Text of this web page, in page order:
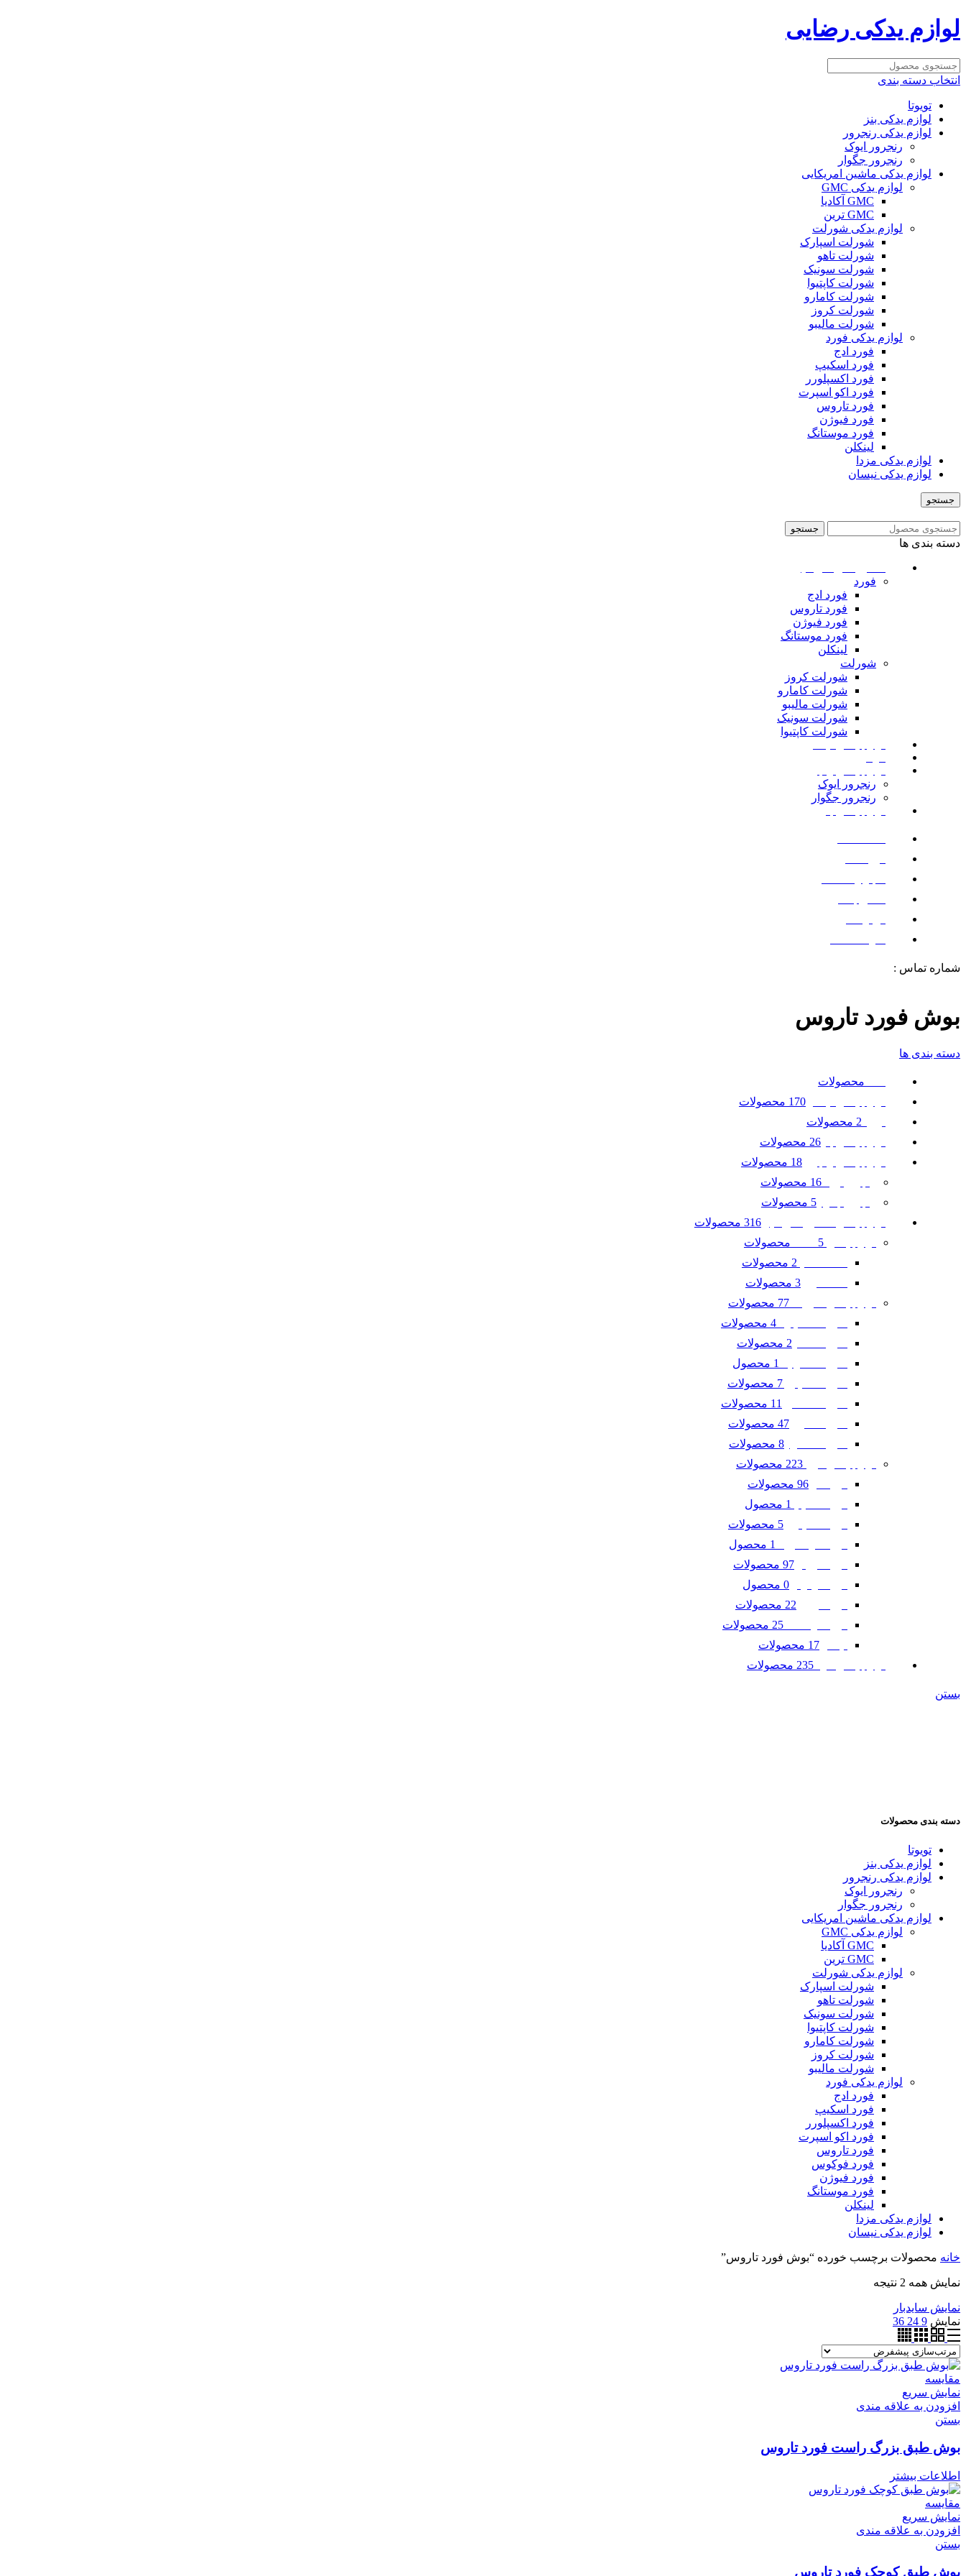
لوازم یدکی رضایی
انتخاب دسته بندی
تویوتا
لوازم یدکی بنز
لوازم یدکی رنجرور
رنجرور ایوک
رنجرور جگوار
لوازم یدکی ماشین امریکایی
لوازم یدکی GMC
GMC آکادیا
GMC ترین
لوازم یدکی شورلت
شورلت اسپارک
شورلت تاهو
شورلت سونیک
شورلت کاپتیوا
شورلت کامارو
شورلت کروز
شورلت مالیبو
لوازم یدکی فورد
فورد ادج
فورد اسکیپ
فورد اکسپلورر
فورد اکو اسپرت
فورد تاروس
فورد فیوژن
فورد موستانگ
لینکلن
لوازم یدکی مزدا
لوازم یدکی نیسان
جستجو
جستجو
دسته بندی ها
فورد
فورد ادج
فورد تاروس
فورد فیوژن
فورد موستانگ
لینکلن
شورلت
شورلت کروز
شورلت کامارو
شورلت مالیبو
شورلت سونیک
شورلت کاپتیوا
رنجرور ایوک
رنجرور جگوار
شماره تماس :
بوش فورد تاروس
دسته بندی ها
محصولات
170 محصولات
2 محصولات
26 محصولات
18 محصولات
16 محصولات
5 محصولات
316 محصولات
5 محصولات
2 محصولات
3 محصولات
77 محصولات
4 محصولات
2 محصولات
1 محصول
7 محصولات
11 محصولات
47 محصولات
8 محصولات
223 محصولات
96 محصولات
1 محصول
5 محصولات
1 محصول
97 محصولات
0 محصول
22 محصولات
25 محصولات
17 محصولات
235 محصولات
بستن
دسته بندی محصولات
تویوتا
لوازم یدکی بنز
لوازم یدکی رنجرور
رنجرور ایوک
رنجرور جگوار
لوازم یدکی ماشین امریکایی
لوازم یدکی GMC
GMC آکادیا
GMC ترین
لوازم یدکی شورلت
شورلت اسپارک
شورلت تاهو
شورلت سونیک
شورلت کاپتیوا
شورلت کامارو
شورلت کروز
شورلت مالیبو
لوازم یدکی فورد
فورد ادج
فورد اسکیپ
فورد اکسپلورر
فورد اکو اسپرت
فورد تاروس
فورد فوکوس
فورد فیوژن
فورد موستانگ
لینکلن
لوازم یدکی مزدا
لوازم یدکی نیسان
خانه محصولات برچسب خورده “بوش فورد تاروس”
نمایش همه 2 نتیجه
نمایش سایدبار
نمایش 9
24
36
مقایسه
نمایش سریع
افزودن به علاقه مندی
بستن
بوش طبق بزرگ راست فورد تاروس
اطلاعات بیشتر
مقایسه
نمایش سریع
افزودن به علاقه مندی
بستن
بوش طبق کوچک فورد تاروس